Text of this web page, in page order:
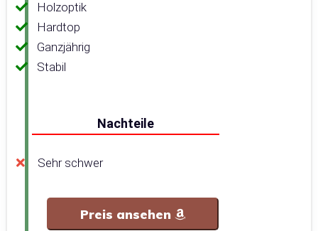
Holzoptik
Hardtop
Ganzjährig
Stabil
Nachteile
Sehr schwer
Preis ansehen